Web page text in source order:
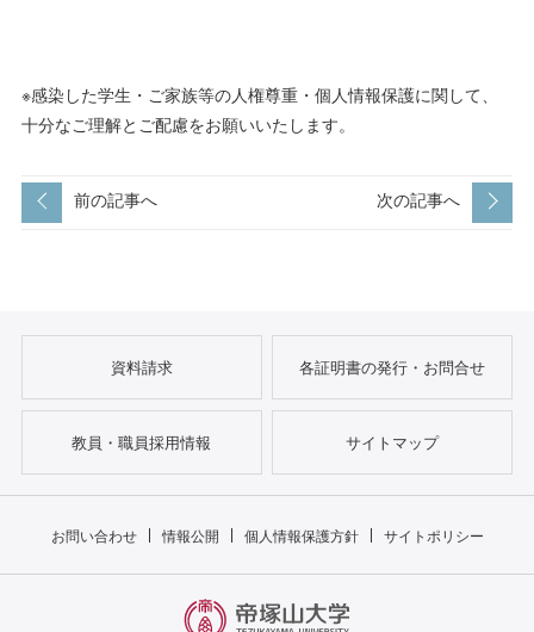
※感染した学生・ご家族等の人権尊重・個人情報保護に関して、
十分なご理解とご配慮をお願いいたします。
前の記事へ 次の記事へ
資料請求 各証明書の発行・お問合せ
教員・職員採用情報 サイトマップ
お問い合わせ 情報公開 個人情報保護方針 サイトポリシー